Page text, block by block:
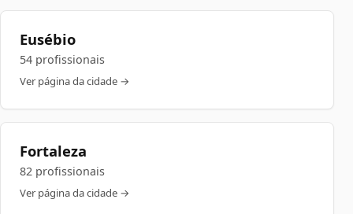
Eusébio
54 profissionais
Ver página da cidade →
Fortaleza
82 profissionais
Ver página da cidade →